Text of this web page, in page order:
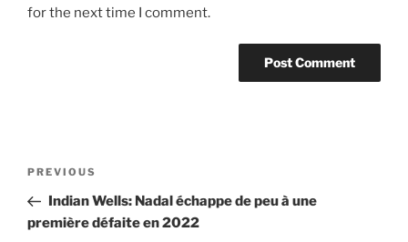
for the next time I comment.
Previous
Post
PREVIOUS
Indian Wells: Nadal échappe de peu à une
première défaite en 2022